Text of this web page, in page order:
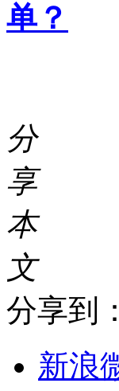
单？
分
享
本
文
分享到：
新浪